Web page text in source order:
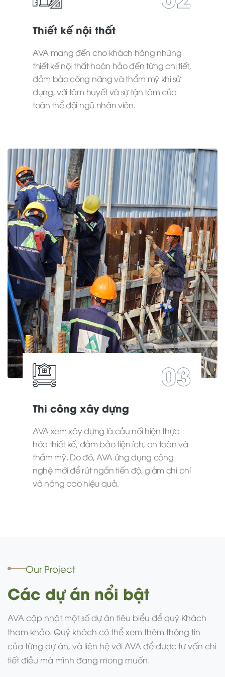
Thiết kế nội thất
AVA mang đến cho khách hàng những
thiết kế nội thất hoàn hảo đến từng chi tiết,
đảm bảo công năng và thẩm mỹ khi sử
dụng, với tâm huyết và sự tận tâm của
toàn thể đội ngũ nhân viên.
03
Thi công xây dựng
AVA xem xây dựng là cầu nối hiện thực
hóa thiết kế, đảm bảo tiện ích, an toàn và
thẩm mỹ. Do đó, AVA ứng dụng công
nghệ mới để rút ngắn tiến độ, giảm chi phí
và nâng cao hiệu quả.
Our Project
Các dự án nổi bật
AVA cập nhật một số dự án tiêu biểu để quý Khách
tham khảo. Quý khách có thể xem thêm thông tin
của từng dự án, và liên hệ với AVA để được tư vấn chi
tiết điều mà mình đang mong muốn.